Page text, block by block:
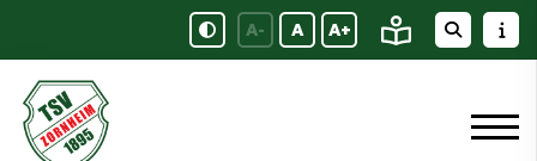
A- A A+